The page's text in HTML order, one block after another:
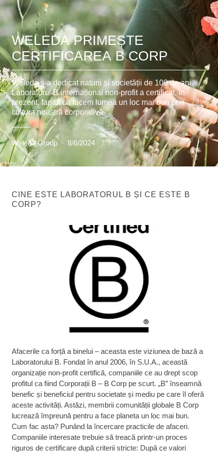
WELEDA PRIMEȘTE
CERTIFICAREA B CORP
Weleda s-a dedicat naturii și societății de 100 de ani.
Laboratorul B internațional non-profit a certificat, în
prezent, faptul că facem lumea un loc mai bun prin
cultura noastră corporativă.
Weleda Group · 8/6/2024
CINE ESTE LABORATORUL B ȘI CE ESTE B
CORP?
Afacerile ca forță a binelui – aceasta este viziunea de bază a
Laboratorului B. Fondat în anul 2006, în S.U.A., această
organizație non-profit certifică, companiile ce au drept scop
profitul ca fiind Corporații B – B Corp pe scurt. „B” înseamnă
benefic și beneficiul pentru societate și mediu pe care îl oferă
aceste activități. Astăzi, membrii comunității globale B Corp
lucrează împreună pentru a face planeta un loc mai bun.
Cum fac asta? Punând la încercare practicile de afaceri.
Companiile interesate trebuie să treacă printr-un proces
riguros de certificare după criterii stricte: După ce valori